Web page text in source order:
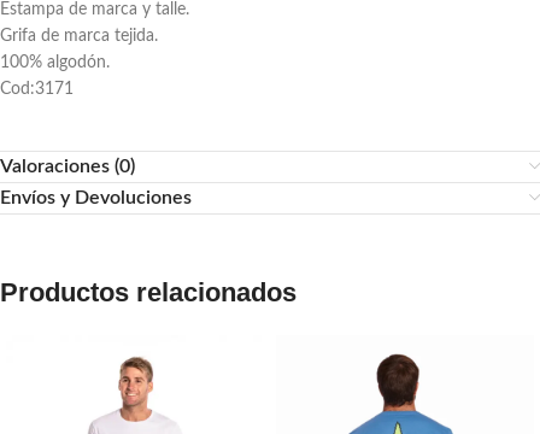
Estampa de marca y talle.
Grifa de marca tejida.
100% algodón.
Cod:3171
Valoraciones (0)
Envíos y Devoluciones
Productos relacionados